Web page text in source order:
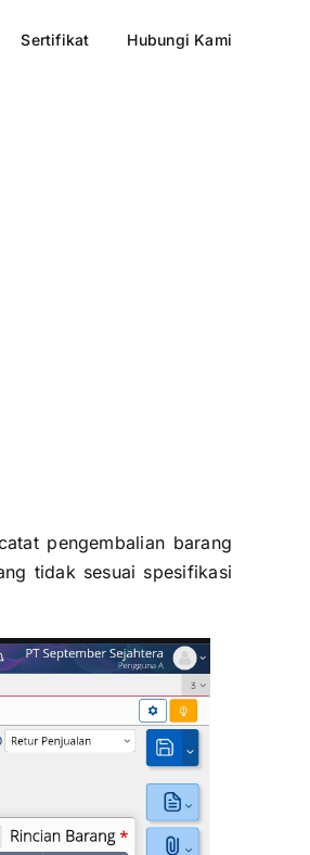
Sertifikat Hubungi Kami
pengembalian barang
tidak sesuai spesifikasi